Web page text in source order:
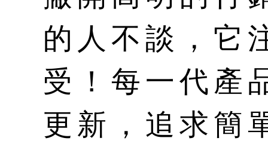
的人不談，它
受！每一代產
更新，追求簡